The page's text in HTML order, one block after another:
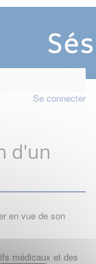
Se connecter
d'un
en vue de son
médicaux et des